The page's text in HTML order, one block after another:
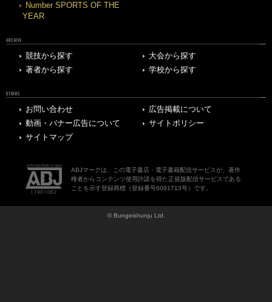
Number SPORTS OF THE
YEAR
ARCHIVE
競技から探す
大会から探す
著者から探す
学校から探す
OTHERS
お問い合わせ
広告掲載について
動画・バナー広告について
サイトポリシー
サイトマップ
ABJマークは、この電子書店・電子書籍配信サービスが、著作
権者からコンテンツ使用許諾を得た正規版配信サービスである
ことを示す登録商標（登録番号6091713号）です。
© Bungeishunju Ltd.